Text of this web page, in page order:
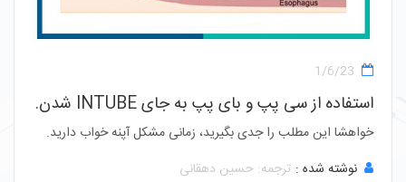
1/6/23
استفاده از سی پپ و بای پپ به جای INTUBE شدن.
خواهشا این مطلب را جدی بگیرید، زمانی مشکل آپنه خواب دارید.
نوشته شده : ترجمه: حسین دهقانی